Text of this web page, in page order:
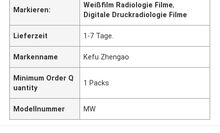
Markieren:
Weißfilm Radiologie Filme,
Digitale Druckradiologie Filme
Lieferzeit 1-7 Tage.
Markenname Kefu Zhengao
Minimum Order Q
uantity
1 Packs
Modellnummer MW